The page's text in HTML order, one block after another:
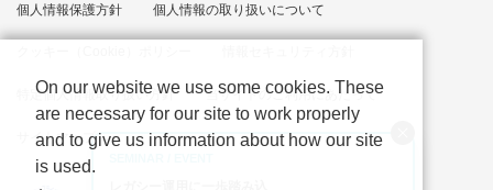
個人情報保護方針 個人情報の取り扱いについて
特定個人情報取り扱い方針 当サイトのご利用にあたって
サイトマップ
On our website we use some cookies. These
are necessary for our site to work properly
and to give us information about how our site
is used.